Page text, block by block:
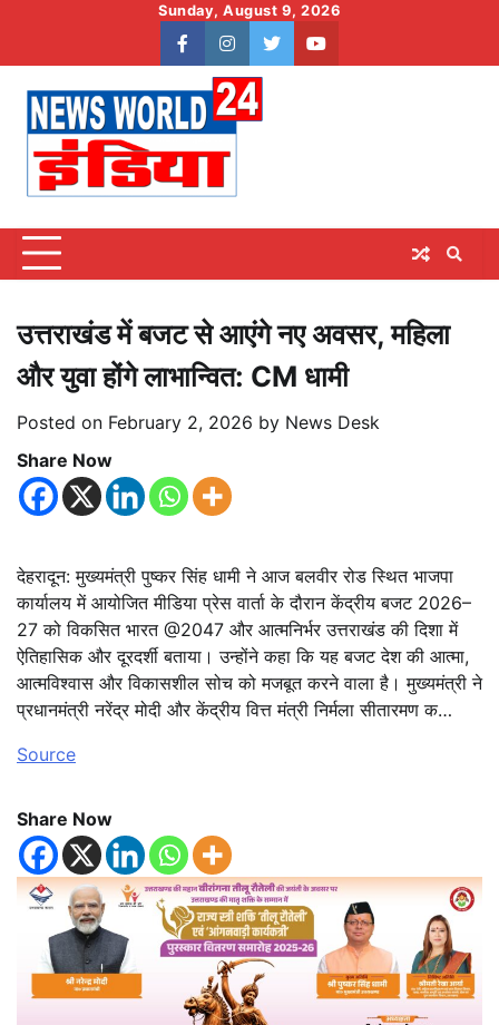
content
Sunday, August 9, 2026
facebookinstagram
twitteryoutube
उत्तराखंड में बजट से आएंगे नए अवसर, महिला
और युवा होंगे लाभान्वित: CM धामी
Posted on February 2, 2026 by News Desk
Share Now
देहरादून: मुख्यमंत्री पुष्कर सिंह धामी ने आज बलवीर रोड स्थित भाजपा
कार्यालय में आयोजित मीडिया प्रेस वार्ता के दौरान केंद्रीय बजट 2026–
27 को विकसित भारत @2047 और आत्मनिर्भर उत्तराखंड की दिशा में
ऐतिहासिक और दूरदर्शी बताया। उन्होंने कहा कि यह बजट देश की आत्मा,
आत्मविश्वास और विकासशील सोच को मजबूत करने वाला है। मुख्यमंत्री ने
प्रधानमंत्री नरेंद्र मोदी और केंद्रीय वित्त मंत्री निर्मला सीतारमण क…
Source
Share Now